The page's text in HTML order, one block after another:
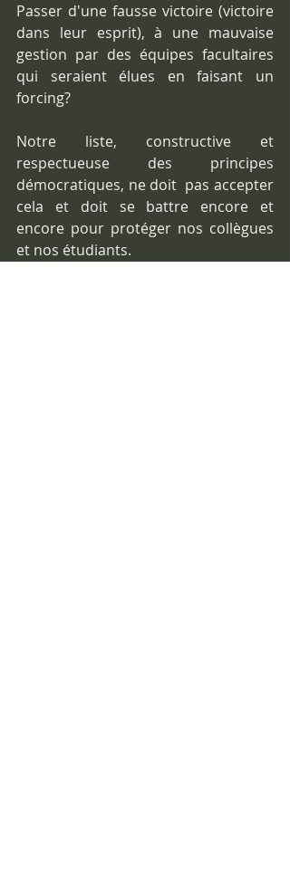
Passer d'une fausse victoire (victoire
dans leur esprit), à une mauvaise
gestion par des équipes facultaires
qui seraient élues en faisant un
forcing?
Notre liste, constructive et
respectueuse des principes
démocratiques, ne doit  pas accepter
cela et doit se battre encore et
encore pour protéger nos collègues
et nos étudiants.